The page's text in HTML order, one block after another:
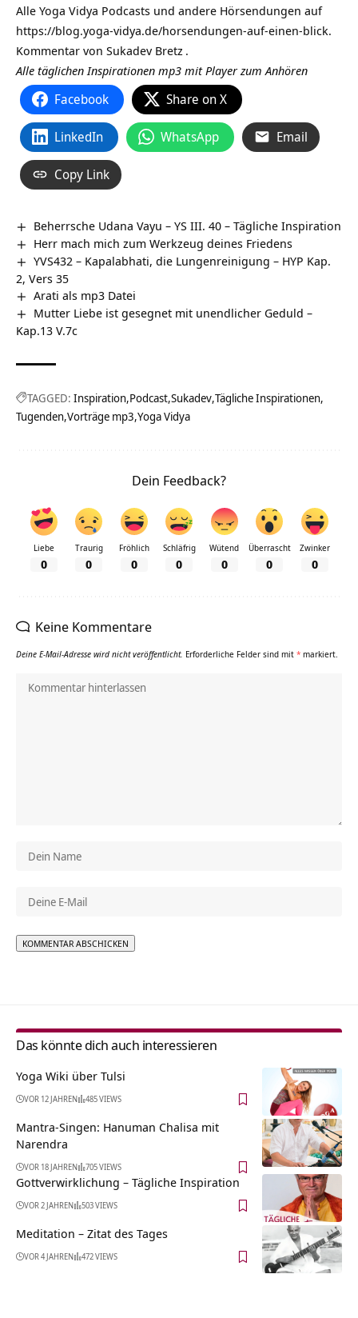
Alle Yoga Vidya Podcasts und andere Hörsendungen auf
https://blog.yoga-vidya.de/horsendungen-auf-einen-blick.
Kommentar von Sukadev Bretz .
Alle täglichen Inspirationen mp3 mit Player zum Anhören
Facebook Share on X
LinkedIn WhatsApp Email
Copy Link
Beherrsche Udana Vayu – YS III. 40 – Tägliche Inspiration
Herr mach mich zum Werkzeug deines Friedens
YVS432 – Kapalabhati, die Lungenreinigung – HYP Kap.
2, Vers 35
Arati als mp3 Datei
Mutter Liebe ist gesegnet mit unendlicher Geduld –
Kap.13 V.7c
TAGGED: Inspiration Podcast Sukadev Tägliche Inspirationen
Tugenden Vorträge mp3 Yoga Vidya
Dein Feedback?
Liebe
0
Traurig
0
Fröhlich
0
Schläfrig
0
Wütend
0
Überrascht
0
Zwinker
0
Keine Kommentare
Deine E-Mail-Adresse wird nicht veröffentlicht. Erforderliche Felder sind mit * markiert.
Das könnte dich auch interessieren
Yoga Wiki über Tulsi
VOR 12 JAHREN 485 VIEWS
Mantra-Singen: Hanuman Chalisa mit
Narendra
VOR 18 JAHREN 705 VIEWS
Gottverwirklichung – Tägliche Inspiration
VOR 2 JAHREN 503 VIEWS
Meditation – Zitat des Tages
VOR 4 JAHREN 472 VIEWS